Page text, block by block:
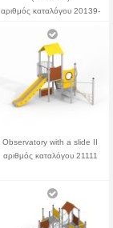
αριθμός καταλόγου 20139-
Observatory with a slide II
αριθμός καταλόγου 21111